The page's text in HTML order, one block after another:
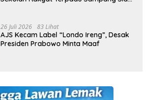
26 Juli 2026 83 Lihat
AJS Kecam Label “Londo Ireng”, Desak
Presiden Prabowo Minta Maaf